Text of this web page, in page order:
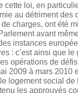
cette loi, en
au détriment des
charges, ont été
avant
instances
: c’est ainsi que le
opérations de
2009 à mars 2010
logement social de
les approuvés